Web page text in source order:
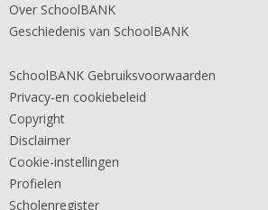
Over SchoolBANK
Geschiedenis van SchoolBANK
SchoolBANK Gebruiksvoorwaarden
Privacy-en cookiebeleid
Copyright
Disclaimer
Cookie-instellingen
Profielen
Scholenregister